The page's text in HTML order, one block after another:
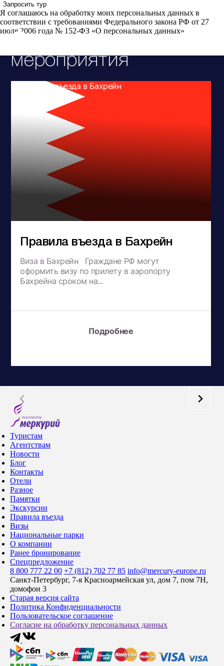
Запросить тур
Я соглашаюсь на обработку моих персональных данных в
соответствии с требованиями Федерального закона РФ от 27
июля 2006 года № 152-ФЗ «О персональных данных»
Связанные
мероприятия
Правила въезда в Бахрейн
Правила въезда в Бахрейн
Виза в Бахрейн Граждане РФ могут
оформить визу по прилету в аэропорту
Бахрейна сроком на...
Подробнее
Туристам
Агентствам
Новости
Блог
Контакты
Отели
Разное
Памятки
Экскурсии
Правила въезда
Визы
Национальные парки
О компании
Ранее бронирование
Спецпредложение
8 800 777 22 00 +7 (812) 702 77 85 info@mercury-europe.ru
Санкт-Петербург, 7-я Красноармейская ул, дом 7, пом 7Н,
домофон 3
Старая версия сайта
Политика Конфиденциальности
Пользовательское соглашение
Согласие на обработку персональных данных